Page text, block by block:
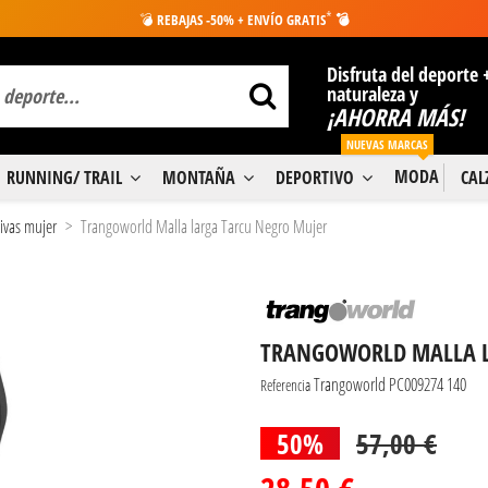
💣 REBAJAS -50% + ENVÍO GRATIS* 💣
Disfruta del deporte
naturaleza y
¡AHORRA MÁS!
RUNNING/ TRAIL MONTAÑA DEPORTIVO MODA
NUEVAS MARCAS
mujer Trangoworld Malla larga Tarcu Negro Mujer
TRANGOWORLD MALLA
ReferenciaTrangoworld PC009274 140
50% 57,00 €